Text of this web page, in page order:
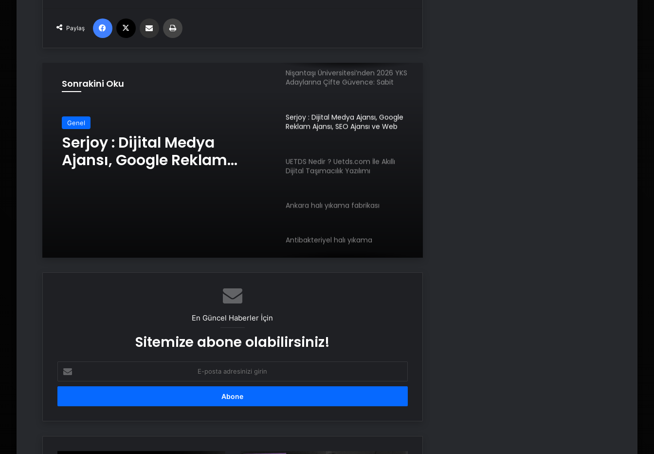
Paylaş
Facebook Email'den paylaş
Sonrakini Oku
Genel
Serjoy : Dijital Medya
Ajansı, Google Reklam
Nişantaşı Üniversitesi’nden 2026 YKS
Adaylarına Çifte Güvence: Sabit
Serjoy : Dijital Medya Ajansı, Google
Reklam Ajansı, SEO Ajansı ve Web
UETDS Nedir ? Uetds.com İle Akıllı
Dijital Taşımacılık Yazılımı
Ankara halı yıkama fabrikası
Antibakteriyel halı yıkama
Hizmetleri
2025 Perşembe
En Güncel Haberler İçin
Sitemize abone olabilirsiniz!
posta
adresinizi